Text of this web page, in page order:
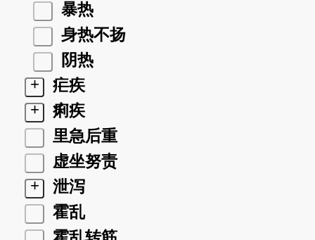
暴热
身热不扬
阴热
+
疟疾
+
痢疾
里急后重
虚坐努责
+
泄泻
霍乱